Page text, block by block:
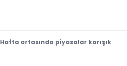
Hafta ortasında piyasalar karışık